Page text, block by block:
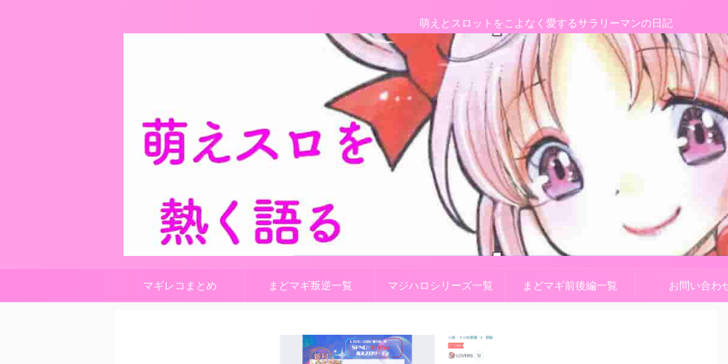
萌えとスロットをこよなく愛するサラリーマンの日記
マギレコまとめ まどマギ叛逆一覧 マジハロシリーズ一覧 まどマギ前後編一覧 お問い合わ